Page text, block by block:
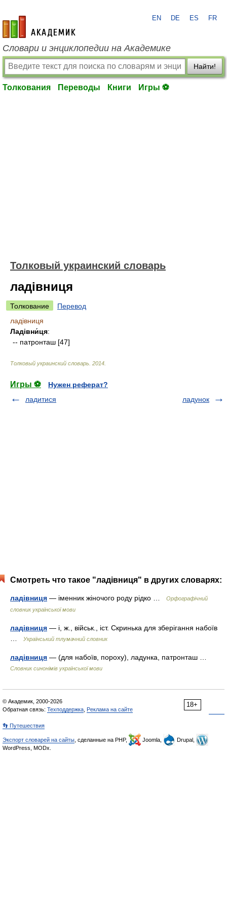
academic.ru
EN DE ES FR
Словари и энциклопедии на Академике
Найти!
Толкования Переводы Книги Игры ⚽
Толковый украинский словарь
ладівниця
Толкование
Перевод
ладівниця
Ладівни́ця:
-- патронташ [47]
Толковый украинский словарь 2014
Игры ⚽
Нужен реферат?
ладитися
ладунок
Смотреть что такое "ладівниця" в других словарях:
ладівниця — іменник жіночого роду рідко …
Орфографічний
словник української мови
ладівниця — і, ж., військ., іст. Скринька для зберігання набоїв
Український тлумачний словник
ладівниця — (для набоїв, пороху), ладунка, патронташ …
Словник синонімів української мови
18+
© Академик, 2000-2026
Обратная связь: Техподдержка Реклама на сайте
👣 Путешествия
Экспорт словарей на сайты , сделанные на PHP, Joomla,
Drupal,
WordPress, MODx.